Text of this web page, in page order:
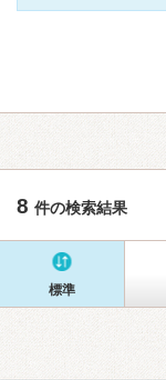
8 件の検索結果
標準